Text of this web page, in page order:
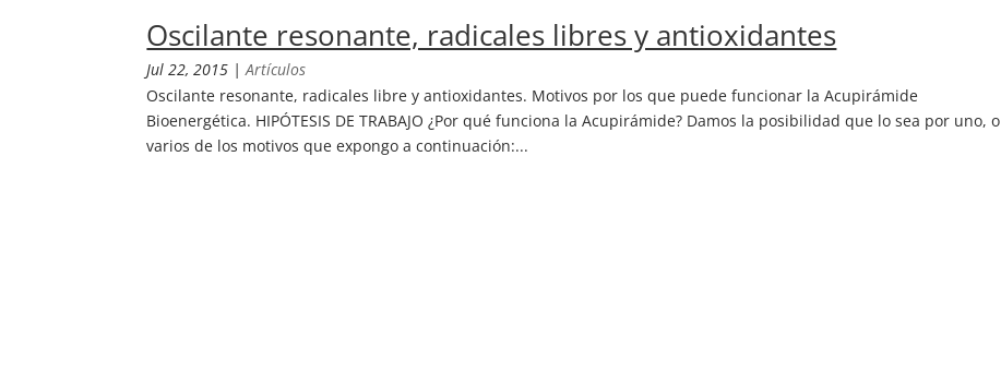
Oscilante resonante, radicales libres y antioxidantes
Jul 22, 2015 |Artículos
Oscilante resonante, radicales libre y antioxidantes. Motivos por los que puede funcionar la Acupirámide
Bioenergética. HIPÓTESIS DE TRABAJO ¿Por qué funciona la Acupirámide? Damos la posibilidad que lo sea por uno, o
varios de los motivos que expongo a continuación:...